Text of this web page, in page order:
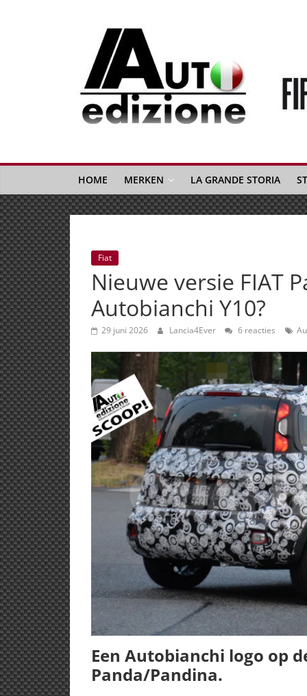
Auto
Edizione
La
Gazetta
dell'Automobile
Italiana
|
Italiaans
autonieuws
&
lifestyle
HOME MERKEN LA GRANDE STORIA
Fiat
Nieuwe versie FIAT
Autobianchi Y10?
29 juni 2026 Lancia4Ever 6 reacties
Een Autobianchi logo op
Panda/Pandina.